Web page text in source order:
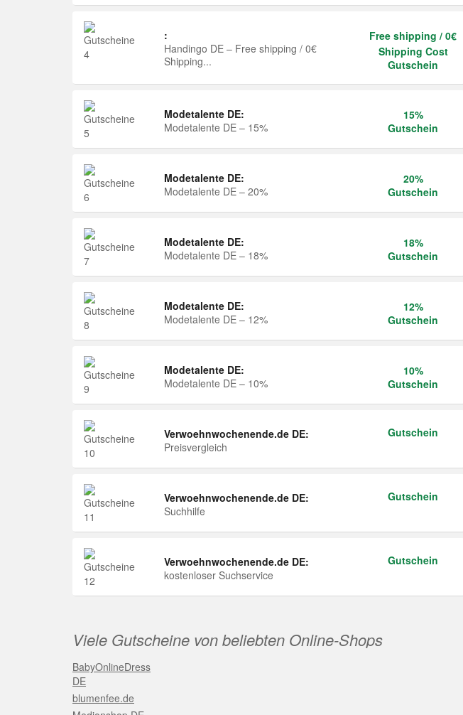
:
Handingo DE – Free shipping / 0€
Shipping...
Free shipping / 0€
Shipping Cost
Gutschein
Modetalente DE:
Modetalente DE – 15%
15%
Gutschein
Modetalente DE:
Modetalente DE – 20%
20%
Gutschein
Modetalente DE:
Modetalente DE – 18%
18%
Gutschein
Modetalente DE:
Modetalente DE – 12%
12%
Gutschein
Modetalente DE:
Modetalente DE – 10%
10%
Gutschein
Verwoehnwochenende.de DE:
Preisvergleich
Gutschein
Verwoehnwochenende.de DE:
Suchhilfe
Gutschein
Verwoehnwochenende.de DE:
kostenloser Suchservice
Gutschein
Viele Gutscheine von beliebten Online-Shops
BabyOnlineDress
DE
blumenfee.de